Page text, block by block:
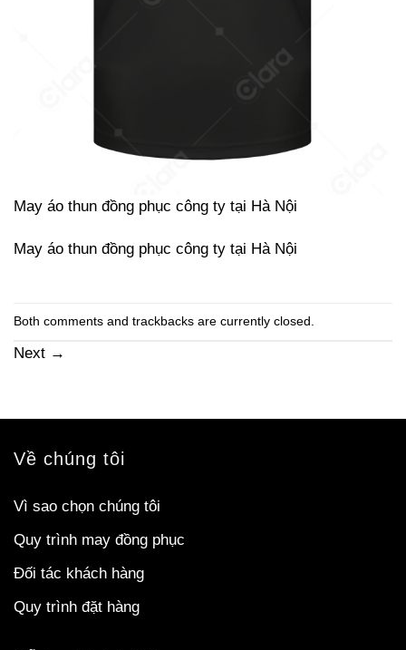
May áo thun đồng phục công ty tại Hà Nội
May áo thun đồng phục công ty tại Hà Nội
Both comments and trackbacks are currently closed.
Next →
Về chúng tôi
Vì sao chọn chúng tôi
Quy trình may đồng phục
Đối tác khách hàng
Quy trình đặt hàng